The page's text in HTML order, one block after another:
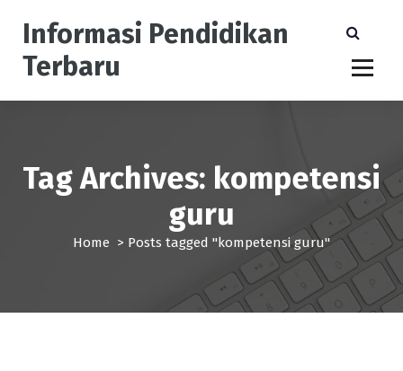
Informasi Pendidikan
Terbaru
Tag Archives: kompetensi
guru
Home > Posts tagged "kompetensi guru"